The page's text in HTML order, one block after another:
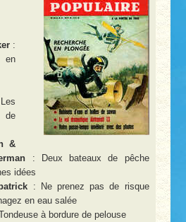
:
en
de
&
: Deux bateaux de pêche
idées
: Ne prenez pas de risque
en eau salée
à bordure de pelouse